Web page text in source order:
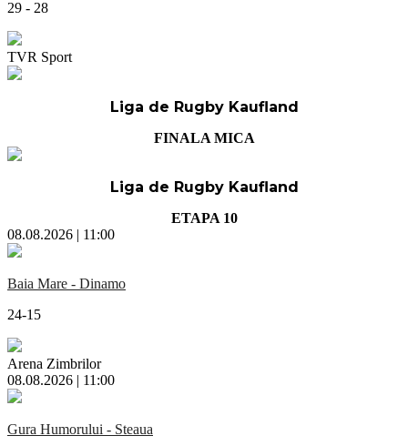
29 - 28
TVR Sport
Liga de Rugby Kaufland
FINALA MICA
Liga de Rugby Kaufland
ETAPA 10
08.08.2026 | 11:00
Baia Mare - Dinamo
24-15
Arena Zimbrilor
08.08.2026 | 11:00
Gura Humorului - Steaua